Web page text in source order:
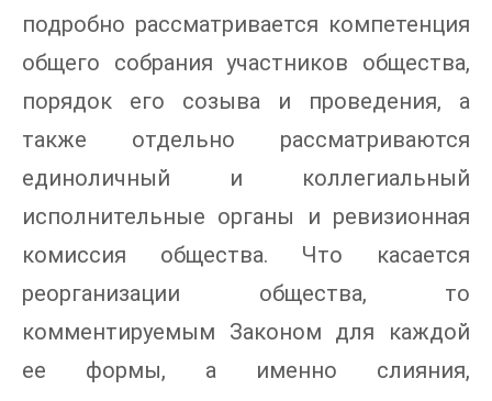
подробно рассматривается компетенция
общего собрания участников общества,
порядок его созыва и проведения, а
также отдельно рассматриваются
единоличный и коллегиальный
исполнительные органы и ревизионная
комиссия общества. Что касается
реорганизации общества, то
комментируемым Законом для каждой
ее формы, а именно слияния,